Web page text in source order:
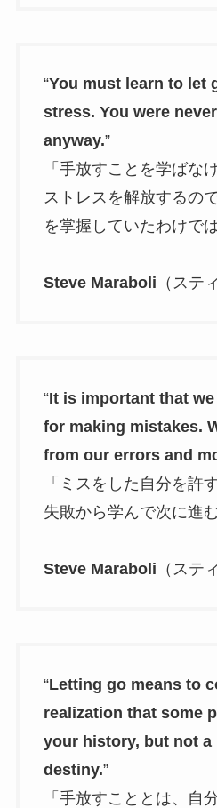
“You must learn to let
stress. You were
anyway.”
「手放すことを学ばな
ストレスを解放するの
を掌握していたわけで
Steve Maraboli （ステ
“It is important that
for making mistakes.
from our errors and
「ミスをした自分を許
失敗から学んで次に進
Steve Maraboli （ステ
“Letting go means to
realization that some
your history, but not a
destiny.”
「手放すこととは、自